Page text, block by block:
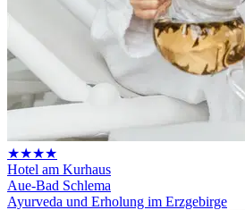
★★★★
Hotel am Kurhaus
Aue-Bad Schlema
Ayurveda und Erholung im Erzgebirge